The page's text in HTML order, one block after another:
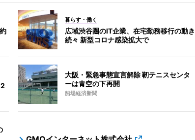
暮らす・働く
広域渋谷圏のIT企業、在宅勤務移行の動き
続々 新型コロナ感染拡大で
大阪・緊急事態宣言解除 靭テニスセンタ
ーは青空の下再開
船場経済新聞